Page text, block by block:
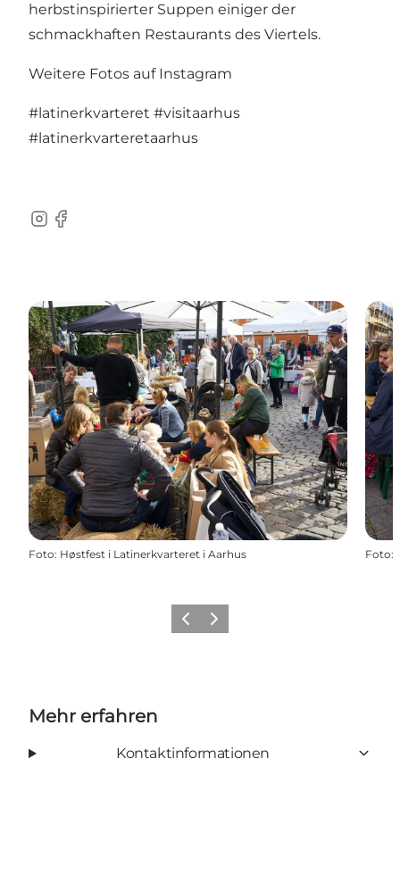
herbstinspirierter Suppen einiger der
schmackhaften Restaurants des Viertels.
Weitere Fotos auf Instagram
#latinerkvarteret #visitaarhus
#latinerkvarteretaarhus
Instagram
Facebook
Foto: Høstfest i Latinerkvarteret i Aarhus Foto:
ZurückWeiter
Mehr erfahren
Kontaktinformationen